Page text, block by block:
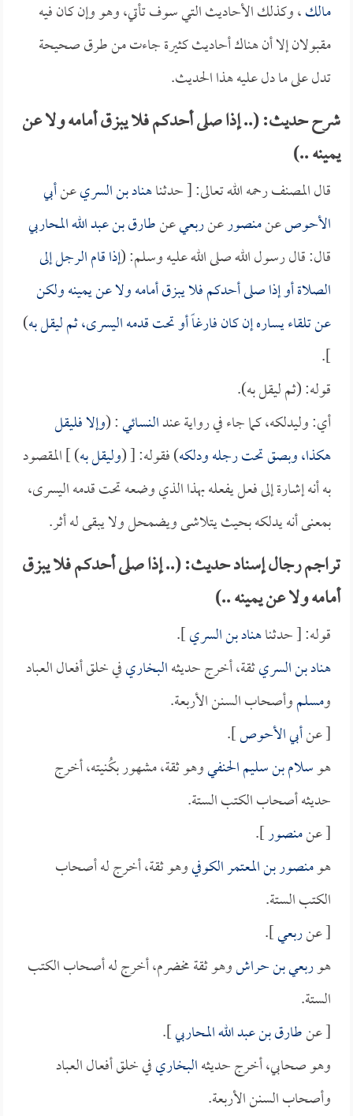
مالك، وكذلك الأحاديث التي سوف تأتي، وهو وإن كان فيه
مقبولان إلا أن هناك أحاديث كثيرة جاءت من طرق صحيحة
تدل على ما دل عليه هذا الحديث.
شرح حديث: (.. إذا صلى أحدكم فلا يبزق أمامه ولا عن
يمينه ..)
قال المصنف رحمه الله تعالى: [ حدثناهناد بن السريعنأبي
الأحوصعنمنصورعنربعيعنطارق بن عبد الله المحاربي
قال: قال رسول الله صلى الله عليه وسلم: (إذا قام الرجل إلى
الصلاة أو إذا صلى أحدكم فلا يبزق أمامه ولا عن يمينه ولكن
عن تلقاء يساره إن كان فارغاً أو تحت قدمه اليسرى، ثم ليقل به)
].
قوله: (ثم ليقل به).
أي: وليدلكه، كما جاء في رواية عندالنسائي: (وإلا فليقل
هكذا، وبصق تحت رجله ودلكه) فقوله: [ (وليقل به) ] المقصود
به أنه إشارة إلى فعل يفعله بهذا الذي وضعه تحت قدمه اليسرى،
بمعنى أنه يدلكه بحيث يتلاشى ويضمحل ولا يبقى له أثر.
تراجم رجال إسناد حديث: (.. إذا صلى أحدكم فلا يبزق
أمامه ولا عن يمينه ..)
قوله: [ حدثناهناد بن السري].
هناد بن السريثقة، أخرج حديثهالبخاريفي خلق أفعال العباد
ومسلموأصحاب السنن الأربعة.
[ عنأبي الأحوص].
هوسلام بن سليم الحنفيوهو ثقة، مشهور بكُنيته، أخرج
حديثه أصحاب الكتب الستة.
[ عنمنصور].
هومنصور بن المعتمر الكوفيوهو ثقة، أخرج له أصحاب
الكتب الستة.
[ عنربعي].
هوربعي بن حراشوهو ثقة مخضرم، أخرج له أصحاب الكتب
الستة.
[ عنطارق بن عبد الله المحاربي].
وهو صحابي، أخرج حديثهالبخاريفي خلق أفعال العباد
وأصحاب السنن الأربعة.